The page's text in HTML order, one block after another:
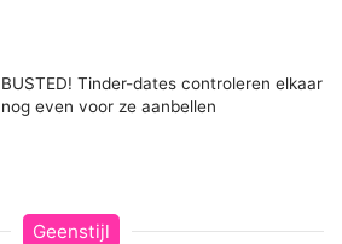
BUSTED! Tinder-dates controleren elkaar
nog even voor ze aanbellen
Geenstijl